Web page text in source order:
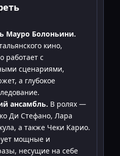
Мауро Болоньини.
кино,
работает с
сценариями,
а глубокое
ансамбль. В ролях —
Ди Стефано, Лара
а также Чеки Карио.
мощные и
несущие на себе